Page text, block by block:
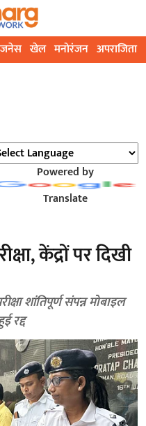
खेल मनोरंजन अपराजिता
Powered by
Translate
केंद्रों पर दिखी
शांतिपूर्ण संपन्न मोबाइल
रद्द